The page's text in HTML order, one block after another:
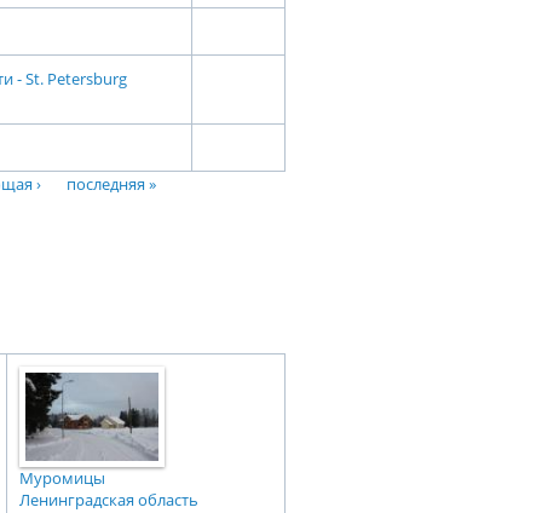
- St. Petersburg
› последняя »
Муромицы
Ленинградская область